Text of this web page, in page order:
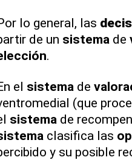
lo general, las
de un sistema de
.
el sistema de
(que
sistema de
clasifica las
y su posible